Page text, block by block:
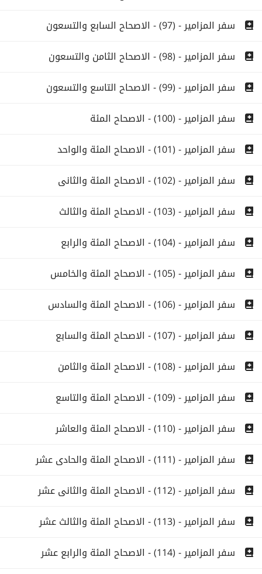
سفر المزامير - (97) - الاصحاح السابع والتسعون
سفر المزامير - (98) - الاصحاح الثامن والتسعون
سفر المزامير - (99) - الاصحاح التاسع والتسعون
سفر المزامير - (100) - الاصحاح المئة
سفر المزامير - (101) - الاصحاح المئة والواحد
سفر المزامير - (102) - الاصحاح المئة والثانى
سفر المزامير - (103) - الاصحاح المئة والثالث
سفر المزامير - (104) - الاصحاح المئة والرابع
سفر المزامير - (105) - الاصحاح المئة والخامس
سفر المزامير - (106) - الاصحاح المئة والسادس
سفر المزامير - (107) - الاصحاح المئة والسابع
سفر المزامير - (108) - الاصحاح المئة والثامن
سفر المزامير - (109) - الاصحاح المئة والتاسع
سفر المزامير - (110) - الاصحاح المئة والعاشر
سفر المزامير - (111) - الاصحاح المئة والحادى عشر
سفر المزامير - (112) - الاصحاح المئة والثانى عشر
سفر المزامير - (113) - الاصحاح المئة والثالث عشر
سفر المزامير - (114) - الاصحاح المئة والرابع عشر